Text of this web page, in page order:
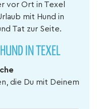
vor Ort in Texel
mit Hund in
Tat zur Seite.
IN TEXEL
die Du mit Deinem